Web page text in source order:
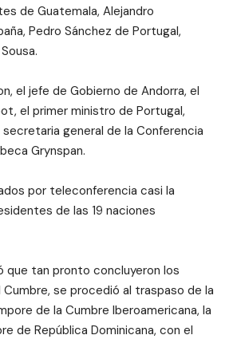
de Guatemala, Alejandro
Pedro Sánchez de Portugal,
el jefe de Gobierno de Andorra, el
el primer ministro de Portugal,
general de la Conferencia
Grynspan.
por teleconferencia casi la
de las 19 naciones
que tan pronto concluyeron los
Cumbre, se procedió al traspaso de la
de la Cumbre Iberoamericana, la
de República Dominicana, con el